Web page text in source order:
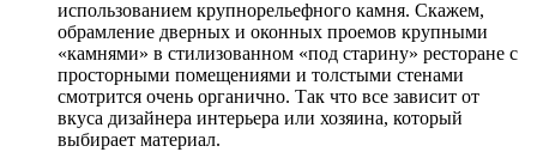
использованием крупнорельефного камня. Скажем,
обрамление дверных и оконных проемов крупными
«камнями» в стилизованном «под старину» ресторане с
просторными помещениями и толстыми стенами
смотрится очень органично. Так что все зависит от
вкуса дизайнера интерьера или хозяина, который
выбирает материал.